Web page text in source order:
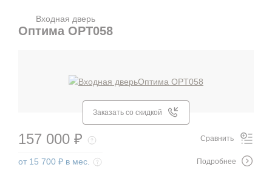
Входная дверь
Оптима OPT058
Заказать со скидкой
157 000 ₽
от 15 700 ₽ в мес.
Сравнить
Подробнее